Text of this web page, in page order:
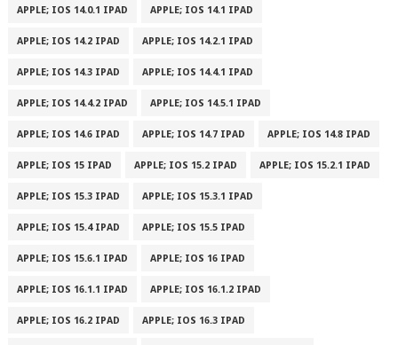
APPLE; IOS 14.0.1 IPAD APPLE; IOS 14.1 IPAD
APPLE; IOS 14.2 IPAD APPLE; IOS 14.2.1 IPAD
APPLE; IOS 14.3 IPAD APPLE; IOS 14.4.1 IPAD
APPLE; IOS 14.4.2 IPAD APPLE; IOS 14.5.1 IPAD
APPLE; IOS 14.6 IPAD APPLE; IOS 14.7 IPAD APPLE; IOS 14.8 IPAD
APPLE; IOS 15 IPAD APPLE; IOS 15.2 IPAD APPLE; IOS 15.2.1 IPAD
APPLE; IOS 15.3 IPAD APPLE; IOS 15.3.1 IPAD
APPLE; IOS 15.4 IPAD APPLE; IOS 15.5 IPAD
APPLE; IOS 15.6.1 IPAD APPLE; IOS 16 IPAD
APPLE; IOS 16.1.1 IPAD APPLE; IOS 16.1.2 IPAD
APPLE; IOS 16.2 IPAD APPLE; IOS 16.3 IPAD